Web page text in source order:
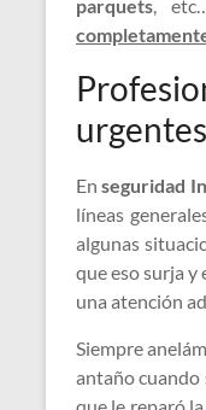
parquets,
urgentes
Enseguridad
líneas
algunas
que eso surja
una atención
Siempre
antaño cuando